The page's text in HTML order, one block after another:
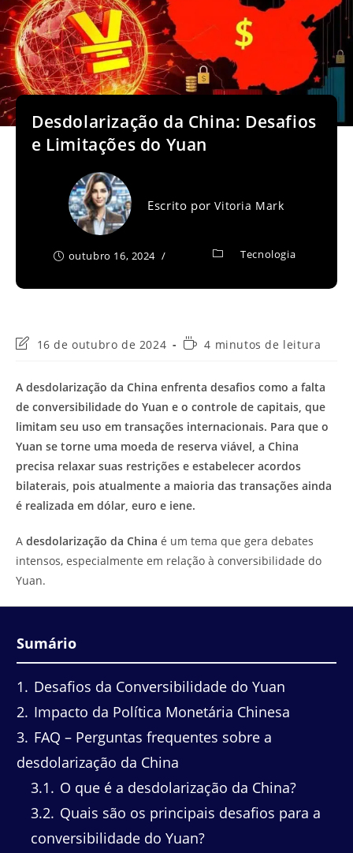
Desdolarização da China: Desafios
e Limitações do Yuan
Escrito porVitoria Mark
outubro 16, 2024 Tecnologia
Última
post:
16 de outubro de 2024
Tempo4 minutos de leitura
A desdolarização da China enfrenta desafios como a falta
de conversibilidade do Yuan e o controle de capitais, que
limitam seu uso em transações internacionais. Para que o
Yuan se torne uma moeda de reserva viável, a China
precisa relaxar suas restrições e estabelecer acordos
bilaterais, pois atualmente a maioria das transações ainda
é realizada em dólar, euro e iene.
A desdolarização da China é um tema que gera debates
intensos, especialmente em relação à conversibilidade do
Yuan.
Sumário
1
Desafios da Conversibilidade do Yuan
2 Impacto da Política Monetária Chinesa
3 FAQ – Perguntas frequentes sobre a
desdolarização da China
3.1
O que é a desdolarização da China?
3.2 Quais são os principais desafios para a
conversibilidade do Yuan?